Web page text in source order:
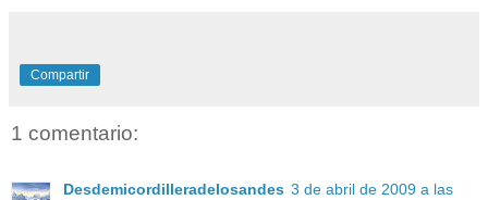
Compartir
1 comentario:
Desdemicordilleradelosandes 3 de abril de 2009 a las